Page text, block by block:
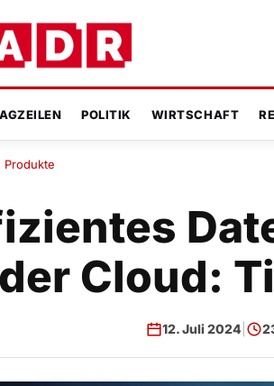
POLITIK WIRTSCHAFT
Produkte
der Cloud:
12. Juli 2024